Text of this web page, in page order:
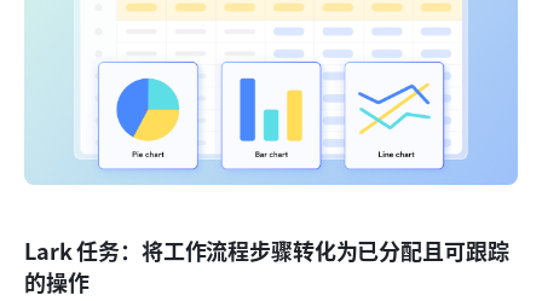
Lark 任务：将工作流程步骤转化为已分配且可跟踪
的操作